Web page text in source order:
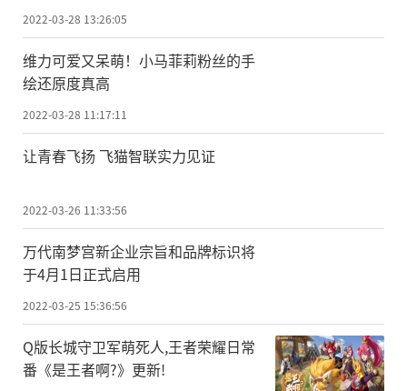
2022-03-28 13:26:05
维力可爱又呆萌！小马菲莉粉丝的手
绘还原度真高
2022-03-28 11:17:11
让青春飞扬 飞猫智联实力见证
2022-03-26 11:33:56
万代南梦宫新企业宗旨和品牌标识将
于4月1日正式启用
2022-03-25 15:36:56
Q版长城守卫军萌死人,王者荣耀日常
番《是王者啊?》更新!